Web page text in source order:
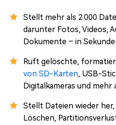
Stellt mehr als 2.000
darunter Fotos, Videos,
Dokumente – in
Ruft gelöschte,
von SD-Karten, USB-
Digitalkameras und mehr
Stellt Dateien wieder
Löschen,